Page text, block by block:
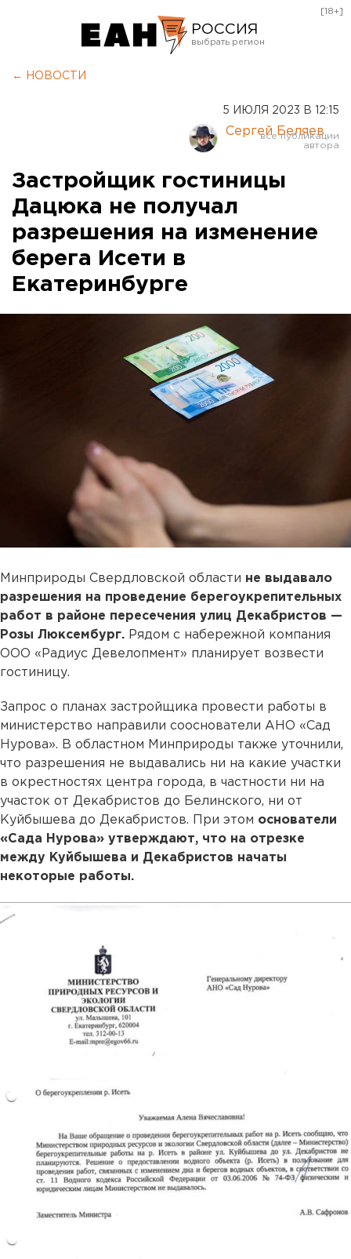
РОССИЯ
Курган
Оренбург
[18+]
← НОВОСТИ
5 ИЮЛЯ 2023 В 12:15
Сергей Беляев
Застройщик гостиницы
Дацюка не получал
разрешения на изменение
берега Исети в
Екатеринбурге
Минприроды Свердловской области не выдавало
разрешения на проведение берегоукрепительных
работ в районе пересечения улиц Декабристов —
Розы Люксембург. Рядом с набережной компания
ООО «Радиус Девелопмент» планирует возвести
гостиницу.
Запрос о планах застройщика провести работы в
министерство направили сооснователи АНО «Сад
Нурова». В областном Минприроды также уточнили,
что разрешения не выдавались ни на какие участки
в окрестностях центра города, в частности ни на
участок от Декабристов до Белинского, ни от
Куйбышева до Декабристов. При этом основатели
«Сада Нурова» утверждают, что на отрезке
между Куйбышева и Декабристов начаты
некоторые работы.